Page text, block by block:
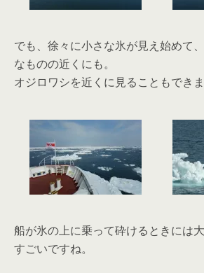
でも、徐々に小さな氷が見え始めて
なものの近くにも。
オジロワシを近くに見ることもできま
船が氷の上に乗って砕けるときには
すごいですね。